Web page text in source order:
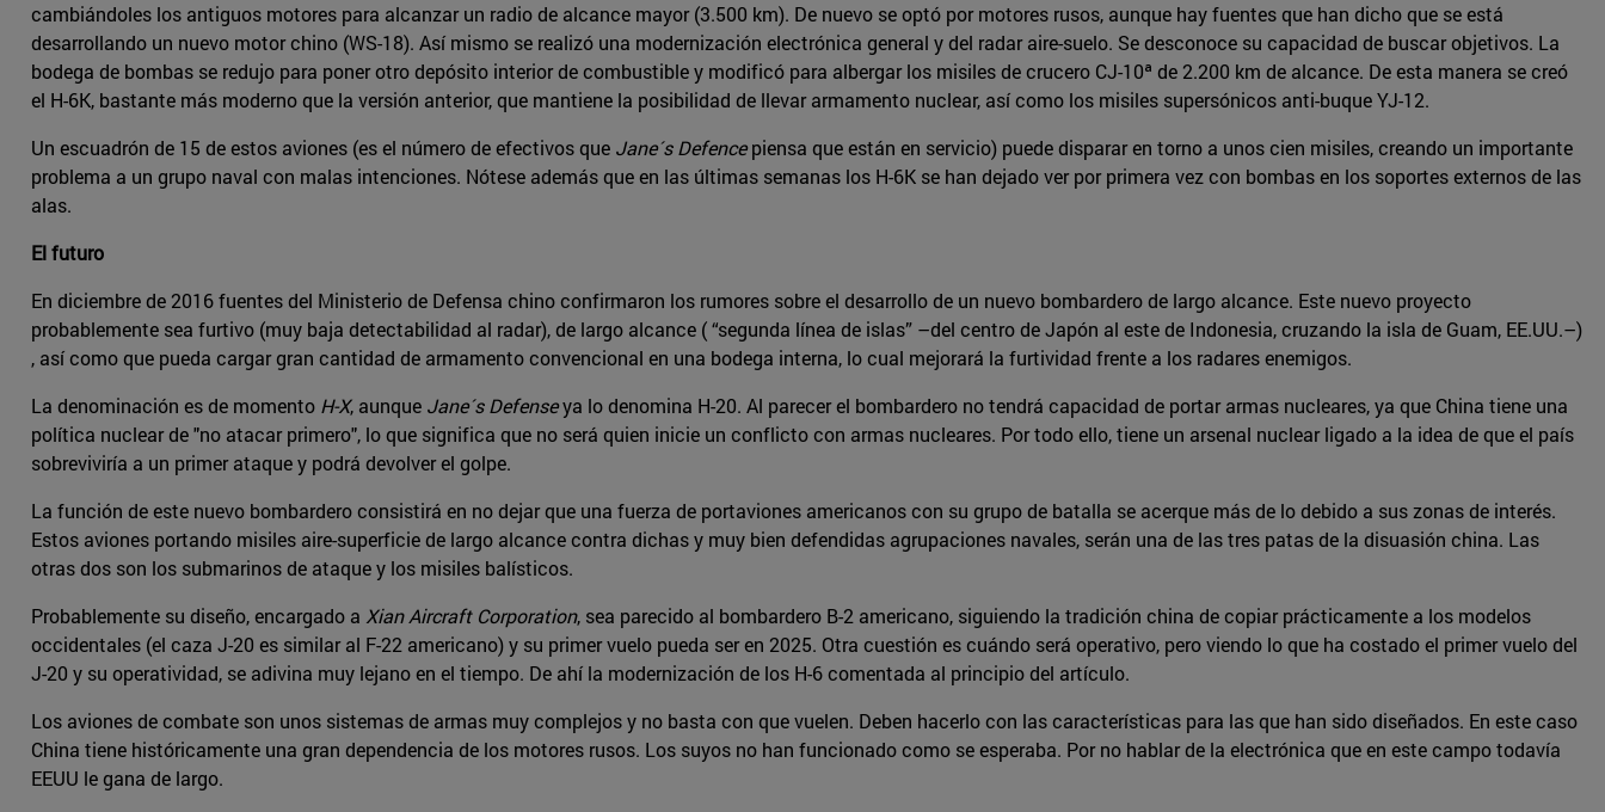
cambiándoles los antiguos motores para alcanzar un radio de alcance mayor (3.500 km). De nuevo se optó por motores rusos, aunque hay fuentes que han dicho que se está
desarrollando un nuevo motor chino (WS-18). Así mismo se realizó una modernización electrónica general y del radar aire-suelo. Se desconoce su capacidad de buscar objetivos. La
bodega de bombas se redujo para poner otro depósito interior de combustible y modificó para albergar los misiles de crucero CJ-10ª de 2.200 km de alcance. De esta manera se creó
el H-6K, bastante más moderno que la versión anterior, que mantiene la posibilidad de llevar armamento nuclear, así como los misiles supersónicos anti-buque YJ-12.
Un escuadrón de 15 de estos aviones (es el número de efectivos que Jane´s Defencepiensa que están en servicio) puede disparar en torno a unos cien misiles, creando un importante
problema a un grupo naval con malas intenciones. Nótese además que en las últimas semanas los H-6K se han dejado ver por primera vez con bombas en los soportes externos de las
alas.
El futuro
En diciembre de 2016 fuentes del Ministerio de Defensa chino confirmaron los rumores sobre el desarrollo de un nuevo bombardero de largo alcance. Este nuevo proyecto
probablemente sea furtivo (muy baja detectabilidad al radar), de largo alcance ( “segunda línea de islas” –del centro de Japón al este de Indonesia, cruzando la isla de Guam, EE.UU.–)
, así como que pueda cargar gran cantidad de armamento convencional en una bodega interna, lo cual mejorará la furtividad frente a los radares enemigos.
La denominación es de momento H-X, aunque Jane´s Defenseya lo denomina H-20. Al parecer el bombardero no tendrá capacidad de portar armas nucleares, ya que China tiene una
política nuclear de "no atacar primero", lo que significa que no será quien inicie un conflicto con armas nucleares. Por todo ello, tiene un arsenal nuclear ligado a la idea de que el país
sobreviviría a un primer ataque y podrá devolver el golpe.
La función de este nuevo bombardero consistirá en no dejar que una fuerza de portaviones americanos con su grupo de batalla se acerque más de lo debido a sus zonas de interés.
Estos aviones portando misiles aire-superficie de largo alcance contra dichas y muy bien defendidas agrupaciones navales, serán una de las tres patas de la disuasión china. Las
otras dos son los submarinos de ataque y los misiles balísticos.
Probablemente su diseño, encargado a Xian Aircraft Corporation, sea parecido al bombardero B-2 americano, siguiendo la tradición china de copiar prácticamente a los modelos
occidentales (el caza J-20 es similar al F-22 americano) y su primer vuelo pueda ser en 2025. Otra cuestión es cuándo será operativo, pero viendo lo que ha costado el primer vuelo del
J-20 y su operatividad, se adivina muy lejano en el tiempo. De ahí la modernización de los H-6 comentada al principio del artículo.
Los aviones de combate son unos sistemas de armas muy complejos y no basta con que vuelen. Deben hacerlo con las características para las que han sido diseñados. En este caso
China tiene históricamente una gran dependencia de los motores rusos. Los suyos no han funcionado como se esperaba. Por no hablar de la electrónica que en este campo todavía
EEUU le gana de largo.